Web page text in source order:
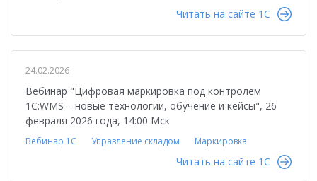
Читать на сайте 1C
24.02.2026
Вебинар "Цифровая маркировка под контролем
1С:WMS – новые технологии, обучение и кейсы", 26
февраля 2026 года, 14:00 Мск
Вебинар 1С Управление складом Маркировка
Читать на сайте 1C